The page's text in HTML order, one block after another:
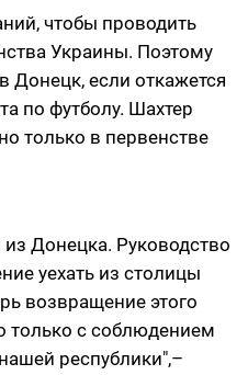
чтобы проводить
Украины. Поэтому
Донецк, если откажется
по футболу. Шахтер
только в первенстве
Донецка. Руководство
уехать из столицы
возвращение этого
только с соблюдением
республики",–